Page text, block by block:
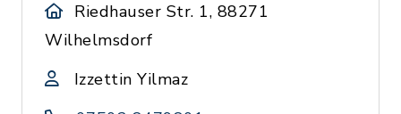
Riedhauser Str. 1, 88271
Wilhelmsdorf
Izzettin Yilmaz